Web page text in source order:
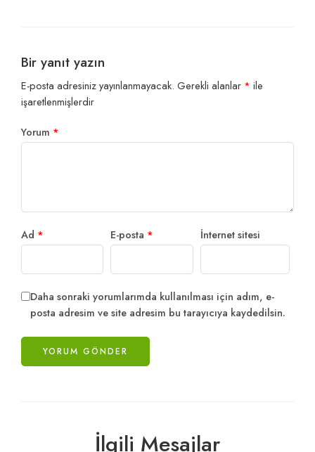
Bir yanıt yazın
E-posta adresiniz yayınlanmayacak. Gerekli alanlar * ile
işaretlenmişlerdir
Yorum *
Ad * E-posta * İnternet sitesi
Daha sonraki yorumlarımda kullanılması için adım, e-
posta adresim ve site adresim bu tarayıcıya kaydedilsin.
İlgili Mesajlar